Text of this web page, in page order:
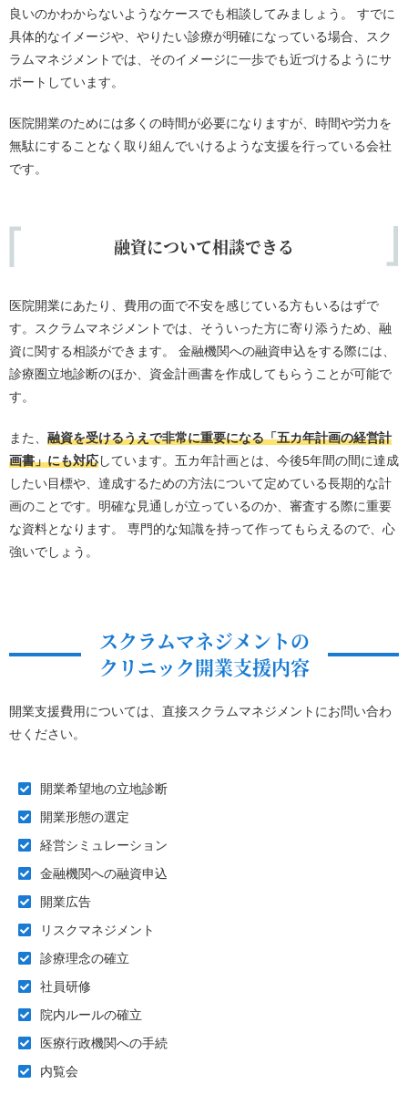
良いのかわからないようなケースでも相談してみましょう。 すでに
具体的なイメージや、やりたい診療が明確になっている場合、スク
ラムマネジメントでは、そのイメージに一歩でも近づけるようにサ
ポートしています。
医院開業のためには多くの時間が必要になりますが、時間や労力を
無駄にすることなく取り組んでいけるような支援を行っている会社
です。
融資について相談できる
医院開業にあたり、費用の面で不安を感じている方もいるはずで
す。スクラムマネジメントでは、そういった方に寄り添うため、融
資に関する相談ができます。 金融機関への融資申込をする際には、
診療圏立地診断のほか、資金計画書を作成してもらうことが可能で
す。
また、 融資を受けるうえで非常に重要になる「五カ年計画の経営計
画書」にも対応しています。五カ年計画とは、今後5年間の間に達成
したい目標や、達成するための方法について定めている長期的な計
画のことです。明確な見通しが立っているのか、審査する際に重要
な資料となります。 専門的な知識を持って作ってもらえるので、心
強いでしょう。
スクラムマネジメントの
クリニック開業支援内容
開業支援費用については、直接スクラムマネジメントにお問い合わ
せください。
開業希望地の立地診断
開業形態の選定
経営シミュレーション
金融機関への融資申込
開業広告
リスクマネジメント
診療理念の確立
社員研修
院内ルールの確立
医療行政機関への手続
内覧会